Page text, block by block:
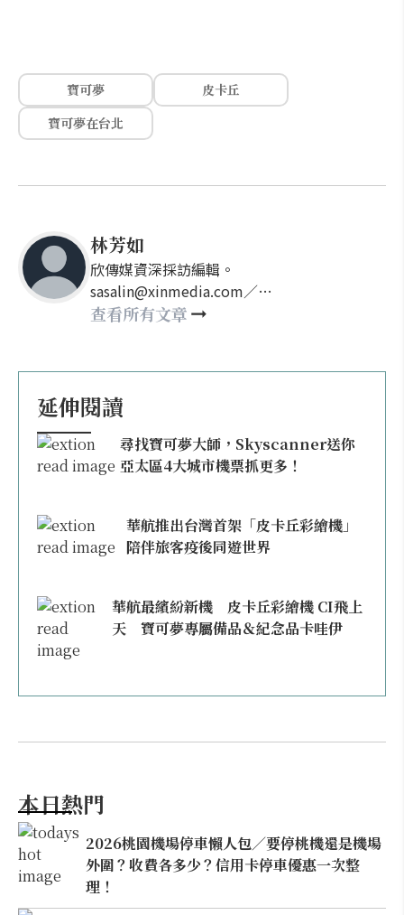
寶可夢
皮卡丘
寶可夢在台北
林芳如
欣傳媒資深採訪編輯。
sasalin@xinmedia.com／
happy21917@gmail.com
查看所有文章
延伸閱讀
尋找寶可夢大師，Skyscanner送你
亞太區4大城市機票抓更多！
華航推出台灣首架「皮卡丘彩繪機」
陪伴旅客疫後同遊世界
華航最繽紛新機 皮卡丘彩繪機 CI飛上
天 寶可夢專屬備品＆紀念品卡哇伊
本日熱門
2026桃園機場停車懶人包／要停桃機還是機場
外圍？收費各多少？信用卡停車優惠一次整
理！